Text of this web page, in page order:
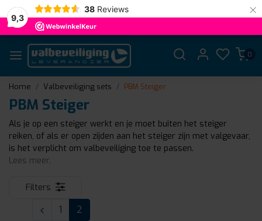
9,3
38 Reviews ×
0
Home Valbeveiliging sets PBM Steiger
PBM Steiger
Als je op een steiger werkt en je moet buiten het steiger
reiken, of als er open zijden aan het steiger zijn met valgevaar,
is het verplicht om valbeveiliging toe te passen.
Lees meer.
Filters
1 2